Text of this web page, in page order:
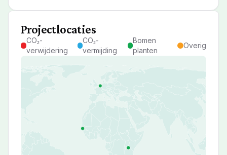
Projectlocaties
CO₂-
verwijdering
CO₂-
vermijding
Bomen
planten
Overig